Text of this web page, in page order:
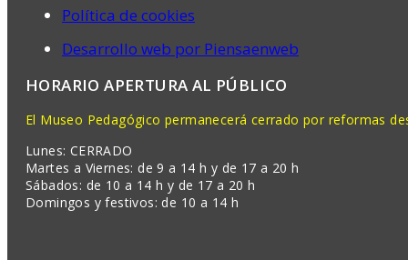
Política de cookies
Desarrollo web por Piensaenweb
HORARIO APERTURA AL PÚBLICO
El Museo Pedagógico permanecerá cerrado por reformas
Lunes: CERRADO
Martes a Viernes: de 9 a 14 h y de 17 a 20 h
Sábados: de 10 a 14 h y de 17 a 20 h
Domingos y festivos: de 10 a 14 h